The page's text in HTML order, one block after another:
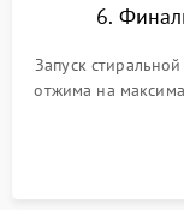
6.
Запуск
отжима на
корректности